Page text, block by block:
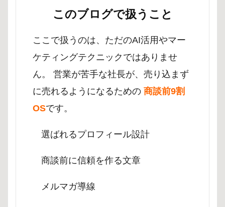
このブログで扱うこと
ここで扱うのは、ただのAI活用やマー
ケティングテクニックではありませ
ん。 営業が苦手な社長が、売り込まず
に売れるようになるための 商談前9割
OSです。
選ばれるプロフィール設計
商談前に信頼を作る文章
メルマガ導線